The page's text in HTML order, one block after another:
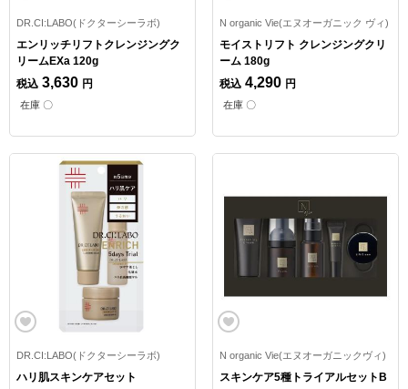
DR.CI:LABO(ドクターシーラボ)
エンリッチリフトクレンジングク
リームEXa 120g
税込 3,630 円
在庫 〇
N organic Vie(エヌオーガニック ヴィ)
モイストリフト クレンジングクリ
ーム 180g
税込 4,290 円
在庫 〇
DR.CI:LABO(ドクターシーラボ)
ハリ肌スキンケアセット
N organic Vie(エヌオーガニックヴィ)
スキンケア5種トライアルセットB